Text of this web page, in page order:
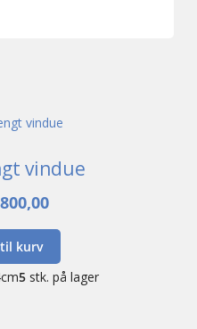
vindue
kurv
5stk. på lager